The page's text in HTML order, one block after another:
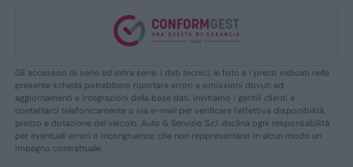
Gli accessori di serie ed extra serie, i dati tecnici, le foto e i prezzi indicati nella
presente scheda potrebbero riportare errori e omissioni dovuti ad
aggiornamenti e integrazioni della base dati. Invitiamo i gentili clienti a
contattarci telefonicamente o via e-mail per verificare l’effettiva disponibilità,
prezzo e dotazione del veicolo. Auto & Servizio S.r.l. declina ogni responsabilità
per eventuali errori o incongruenze, che non reppresentano in alcun modo un
impegno contrattuale.